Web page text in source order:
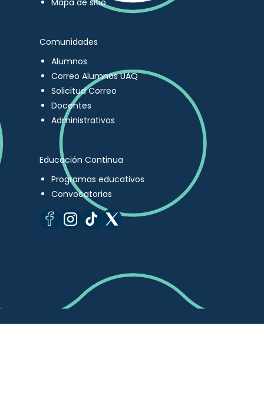
Mapa de sitio
Comunidades
Alumnos
Correo Alumnos UAQ
Solicitud Correo
Docentes
Administrativos
Educación Continua
Programas educativos
Convocatorias